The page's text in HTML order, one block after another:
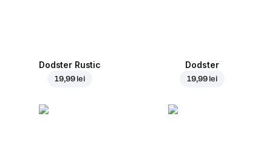
Dodster Rustic
19,99 lei
Dodster
19,99 lei